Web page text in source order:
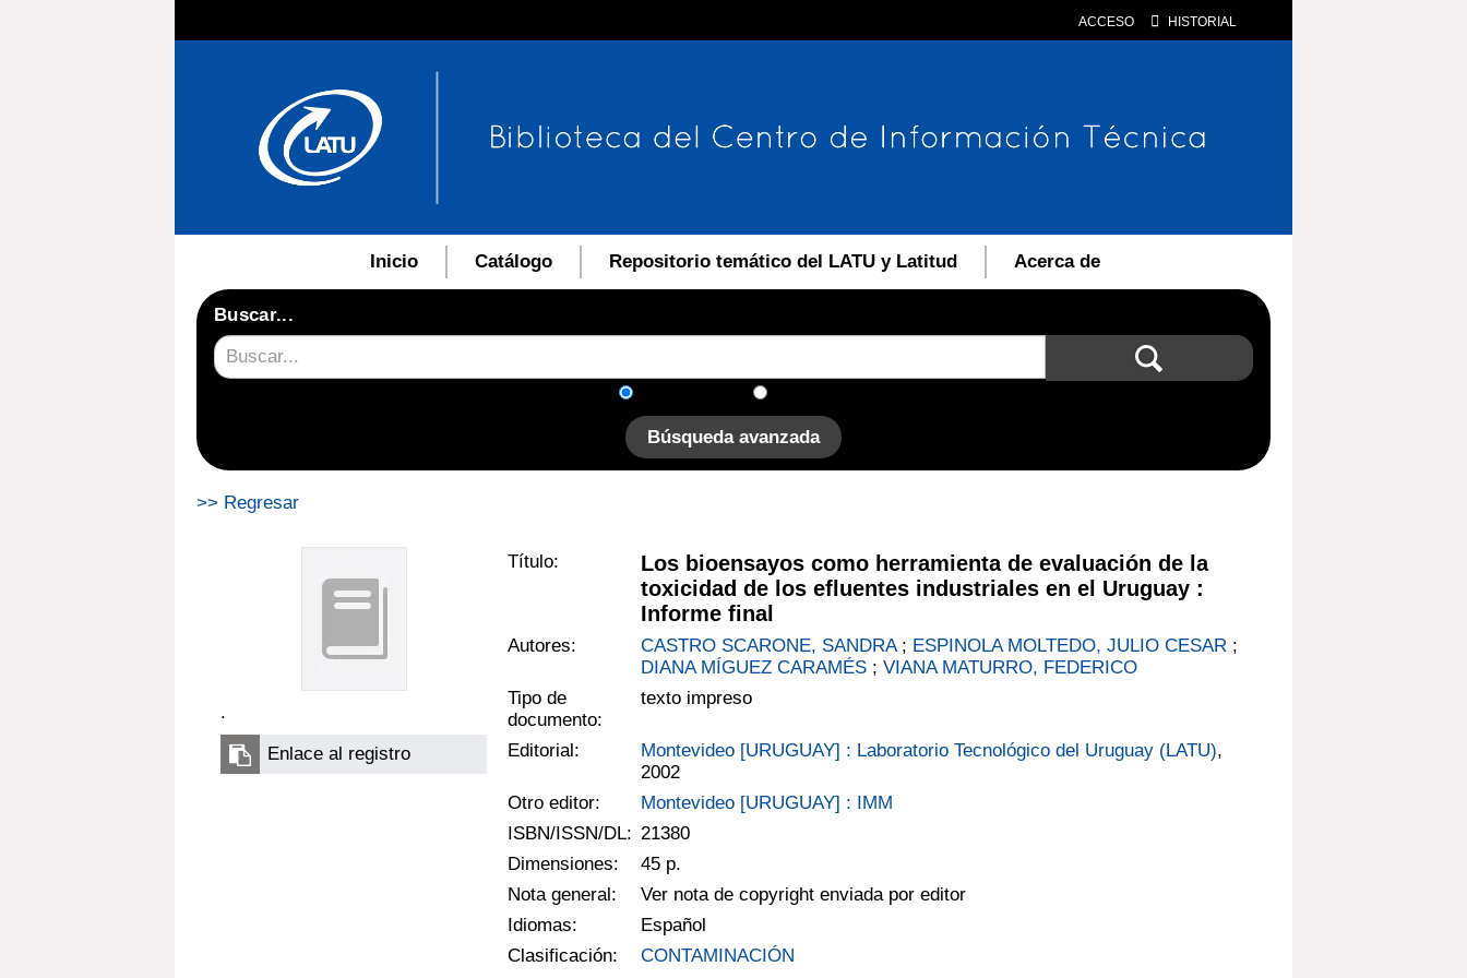
ACCESO HISTORIAL
Inicio Catálogo Repositorio temático del LATU y Latitud Acerca de
Buscar...
Búsqueda avanzada
>> Regresar
.
Enlace al registro
Título:
Los bioensayos como herramienta de evaluación de la
toxicidad de los efluentes industriales en el Uruguay :
Informe final
Autores: CASTRO SCARONE, SANDRA; ESPINOLA MOLTEDO, JULIO CESAR ;
DIANA MÍGUEZ CARAMÉS ;VIANA MATURRO, FEDERICO
Tipo de
documento:
texto impreso
Editorial: Montevideo [URUGUAY] : Laboratorio Tecnológico del Uruguay (LATU),
2002
Otro editor:
Montevideo [URUGUAY] : IMM
ISBN/ISSN/DL: 21380
Dimensiones:
45 p.
Nota general:
Ver nota de copyright enviada por editor
Idiomas:
Español
Clasificación:
CONTAMINACIÓN